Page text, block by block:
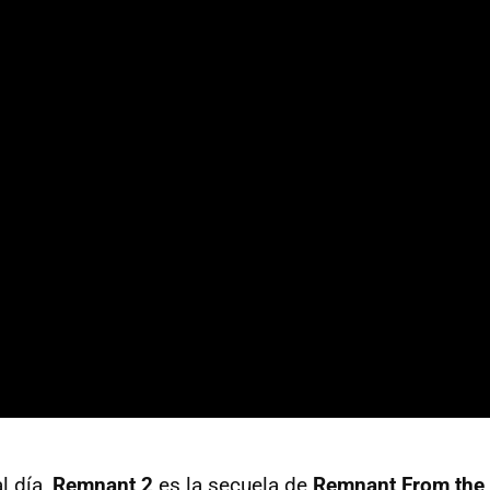
día, Remnant 2 es la secuela de Remnant From